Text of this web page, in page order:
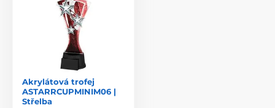
Akrylátová trofej
ASTARRCUPMINIM06 |
Střelba